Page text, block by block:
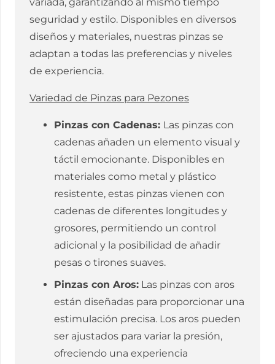
seguridad y estilo. Disponibles en diversos
diseños y materiales, nuestras pinzas se
adaptan a todas las preferencias y niveles
de experiencia.
Variedad de Pinzas para Pezones
Pinzas con Cadenas: Las pinzas con
cadenas añaden un elemento visual y
táctil emocionante. Disponibles en
materiales como metal y plástico
resistente, estas pinzas vienen con
cadenas de diferentes longitudes y
grosores, permitiendo un control
adicional y la posibilidad de añadir
pesas o tirones suaves.
Pinzas con Aros: Las pinzas con aros
están diseñadas para proporcionar una
estimulación precisa. Los aros pueden
ser ajustados para variar la presión,
ofreciendo una experiencia